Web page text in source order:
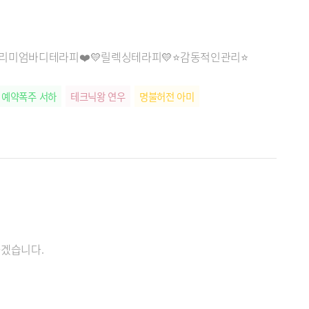
엄바디테라피❤️💛릴렉싱테라피💛⭐감동적인관리⭐
예약폭주 서하 테크닉왕 연우
명불허전 아미
습니다.